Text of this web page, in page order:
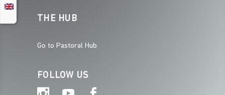
THE HUB
Go to Pastoral Hub
FOLLOW US